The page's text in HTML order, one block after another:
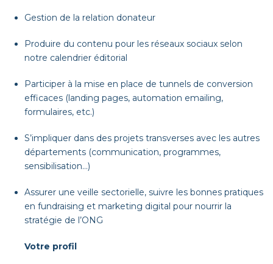
Gestion de la relation donateur
Produire du contenu pour les réseaux sociaux selon
notre calendrier éditorial
Participer à la mise en place de tunnels de conversion
efficaces (landing pages, automation emailing,
formulaires, etc.)
S’impliquer dans des projets transverses avec les autres
départements (communication, programmes,
sensibilisation…)
Assurer une veille sectorielle, suivre les bonnes pratiques
en fundraising et marketing digital pour nourrir la
stratégie de l’ONG
Votre profil